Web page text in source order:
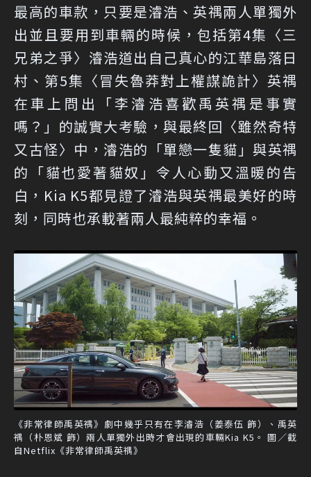
最高的車款，只要是濬浩、英禑兩人單獨外
出並且要用到車輛的時候，包括第4集〈三
兄弟之爭〉濬浩道出自己真心的江華島落日
村、第5集〈冒失魯莽對上權謀詭計〉英禑
在車上問出「李濬浩喜歡禹英禑是事實
嗎？」的誠實大考驗，與最終回〈雖然奇特
又古怪〉中，濬浩的「單戀一隻貓」與英禑
的「貓也愛著貓奴」令人心動又溫暖的告
白，Kia K5都見證了濬浩與英禑最美好的時
刻，同時也承載著兩人最純粹的幸福。
《非常律師禹英禑》劇中幾乎只有在李濬浩（姜泰伍 飾）、禹英
禑（朴恩斌 飾）兩人單獨外出時才會出現的車輛Kia K5。 圖／截
自Netflix《非常律師禹英禑》